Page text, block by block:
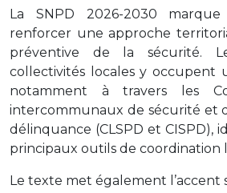
La SNPD 2026-2030
renforcer une approche
préventive de la sécurité.
collectivités locales y occupent
notamment à travers les
intercommunaux de sécurité et
délinquance (CLSPD et CISPD),
principaux outils de coordination
Le texte met également l’accent